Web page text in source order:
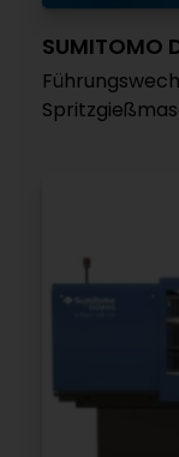
SUMITOMO